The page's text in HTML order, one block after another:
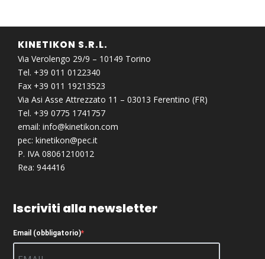
KINETIKON S.R.L.
Via Verolengo 29/9 – 10149 Torino
Tel. +39 011 0122340
Fax +39 011 19213523
Via Asi Asse Attrezzato 11 – 03013 Ferentino (FR)
Tel. +39 0775 1741757
email:info@kinetikon.com
pec:kinetikon@pec.it
P. IVA 08061210012
Rea: 944416
Iscriviti alla newsletter
Email (obbligatorio)